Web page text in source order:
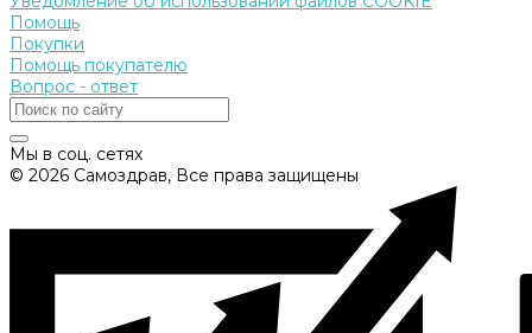
Помощь
Покупки
Помощь покупателю
Вопрос - ответ
Мы в соц. сетях
© 2026 Самоздрав, Все права защищены